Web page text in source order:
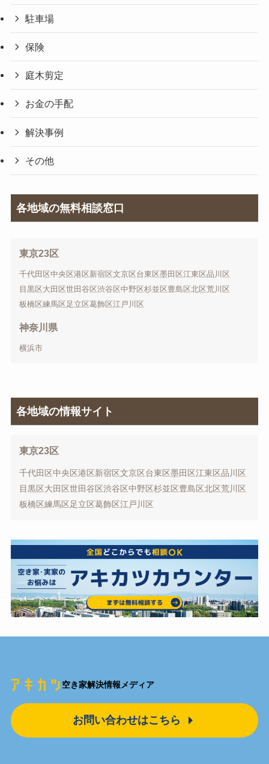
駐車場
保険
庭木剪定
お金の手配
解決事例
その他
各地域の無料相談窓口
東京23区
千代田区中央区港区新宿区文京区台東区墨田区江東区品川区
目黒区大田区世田谷区渋谷区中野区杉並区豊島区北区荒川区
板橋区練馬区 足立区葛飾区江戸川区
神奈川県
横浜市
各地域の情報サイト
東京23区
千代田区中央区港区新宿区文京区台東区墨田区江東区品川区
目黒区大田区世田谷区渋谷区中野区杉並区豊島区北区荒川区
板橋区練馬区足立区葛飾区江戸川区
空き家解決情報メディア
お問い合わせはこちら